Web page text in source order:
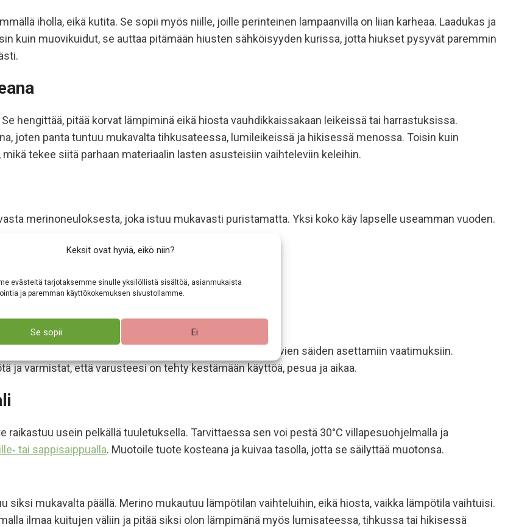
Keksit ovat hyviä, eikö niin?
evästeitä tarjotaksemme sinulle yksilöllistä sisältöä, asianmukaista
ja paremman käyttökokemuksen sivustollamme.
Se sopii Ei
iholla, eikä kutita. Se sopii myös niille, joille perinteinen lampaanvilla on liian karheaa. Laadukas ja
kuin muovikuidut, se auttaa pitämään hiusten sähköisyyden kurissa, jotta hiukset pysyvät paremmin
hengittää, pitää korvat lämpiminä eikä hiosta vauhdikkaissakaan leikeissä tai harrastuksissa.
joten panta tuntuu mukavalta tihkusateessa, lumileikeissä ja hikisessä menossa. Toisin kuin
tekee siitä parhaan materiaalin lasten asusteisiin vaihteleviin keleihin.
merinoneuloksesta, joka istuu mukavasti puristamatta. Yksi koko käy lapselle useamman vuoden.
täältä(56-62cm).
. Se on kehitetty vastaamaan suomalaisen arjen ja vaihtelevien säiden asettamiin vaatimuksiin.
ja varmistat, että varusteesi on tehty kestämään käyttöä, pesua ja aikaa.
raikastuu usein pelkällä tuuletuksella. Tarvittaessa sen voi pestä 30°C villapesuohjelmalla ja
tai sappisaippualla. Muotoile tuote kosteana ja kuivaa tasolla, jotta se säilyttää muotonsa.
siksi mukavalta päällä. Merino mukautuu lämpötilan vaihteluihin, eikä hiosta, vaikka lämpötila vaihtuisi.
ilmaa kuitujen väliin ja pitää siksi olon lämpimänä myös lumisateessa, tihkussa tai hikisessä